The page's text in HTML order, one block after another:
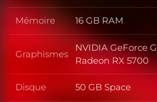
Mémoire Mémoire
16 GB RAM
Graphismes Graphismes
NVIDIA GeForce
Radeon RX 5700
Disque Disque
50 GB Space